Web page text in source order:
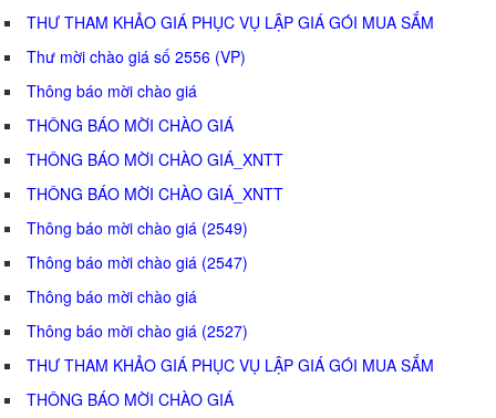
THƯ THAM KHẢO GIÁ PHỤC VỤ LẬP GIÁ GÓI MUA SẮM
Thư mời chào giá số 2556 (VP)
Thông báo mời chào giá
THÔNG BÁO MỜI CHÀO GIÁ
THÔNG BÁO MỜI CHÀO GIÁ_XNTT
THÔNG BÁO MỜI CHÀO GIÁ_XNTT
Thông báo mời chào giá (2549)
Thông báo mời chào giá (2547)
Thông báo mời chào giá
Thông báo mời chào giá (2527)
THƯ THAM KHẢO GIÁ PHỤC VỤ LẬP GIÁ GÓI MUA SẮM
THÔNG BÁO MỜI CHÀO GIÁ